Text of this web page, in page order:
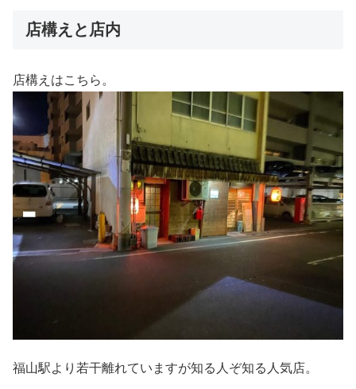
店構えと店内
店構えはこちら。
福山駅より若干離れていますが知る人ぞ知る人気店。